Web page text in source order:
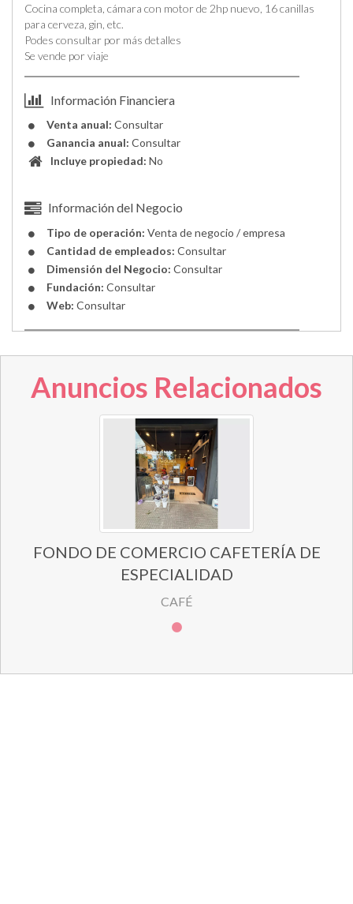
Cocina completa, cámara con motor de 2hp nuevo, 16 canillas
para cerveza, gin, etc.
Podes consultar por más detalles
Se vende por viaje
Información Financiera
Venta anual: Consultar
Ganancia anual: Consultar
Incluye propiedad: No
Información del Negocio
Tipo de operación: Venta de negocio / empresa
Cantidad de empleados: Consultar
Dimensión del Negocio: Consultar
Fundación: Consultar
Web: Consultar
Anuncios Relacionados
FONDO DE COMERCIO CAFETERÍA DE
ESPECIALIDAD
CAFÉ